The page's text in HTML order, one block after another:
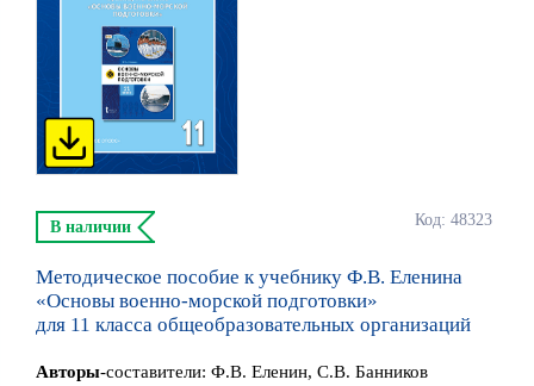
Код: 48323
В наличии
Методическое пособие к учебнику Ф.В. Еленина
«Основы военно-морской подготовки»
для 11 класса общеобразовательных организаций
Авторы-составители: Ф.В. Еленин, С.В. Банников